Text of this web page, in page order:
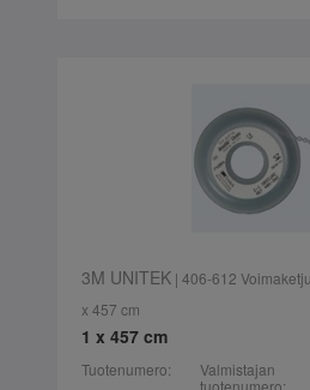
3M UNITEK| 406-612
x 457 cm
1 x 457 cm
Tuotenumero:
Valmistajan
tuotenumero: